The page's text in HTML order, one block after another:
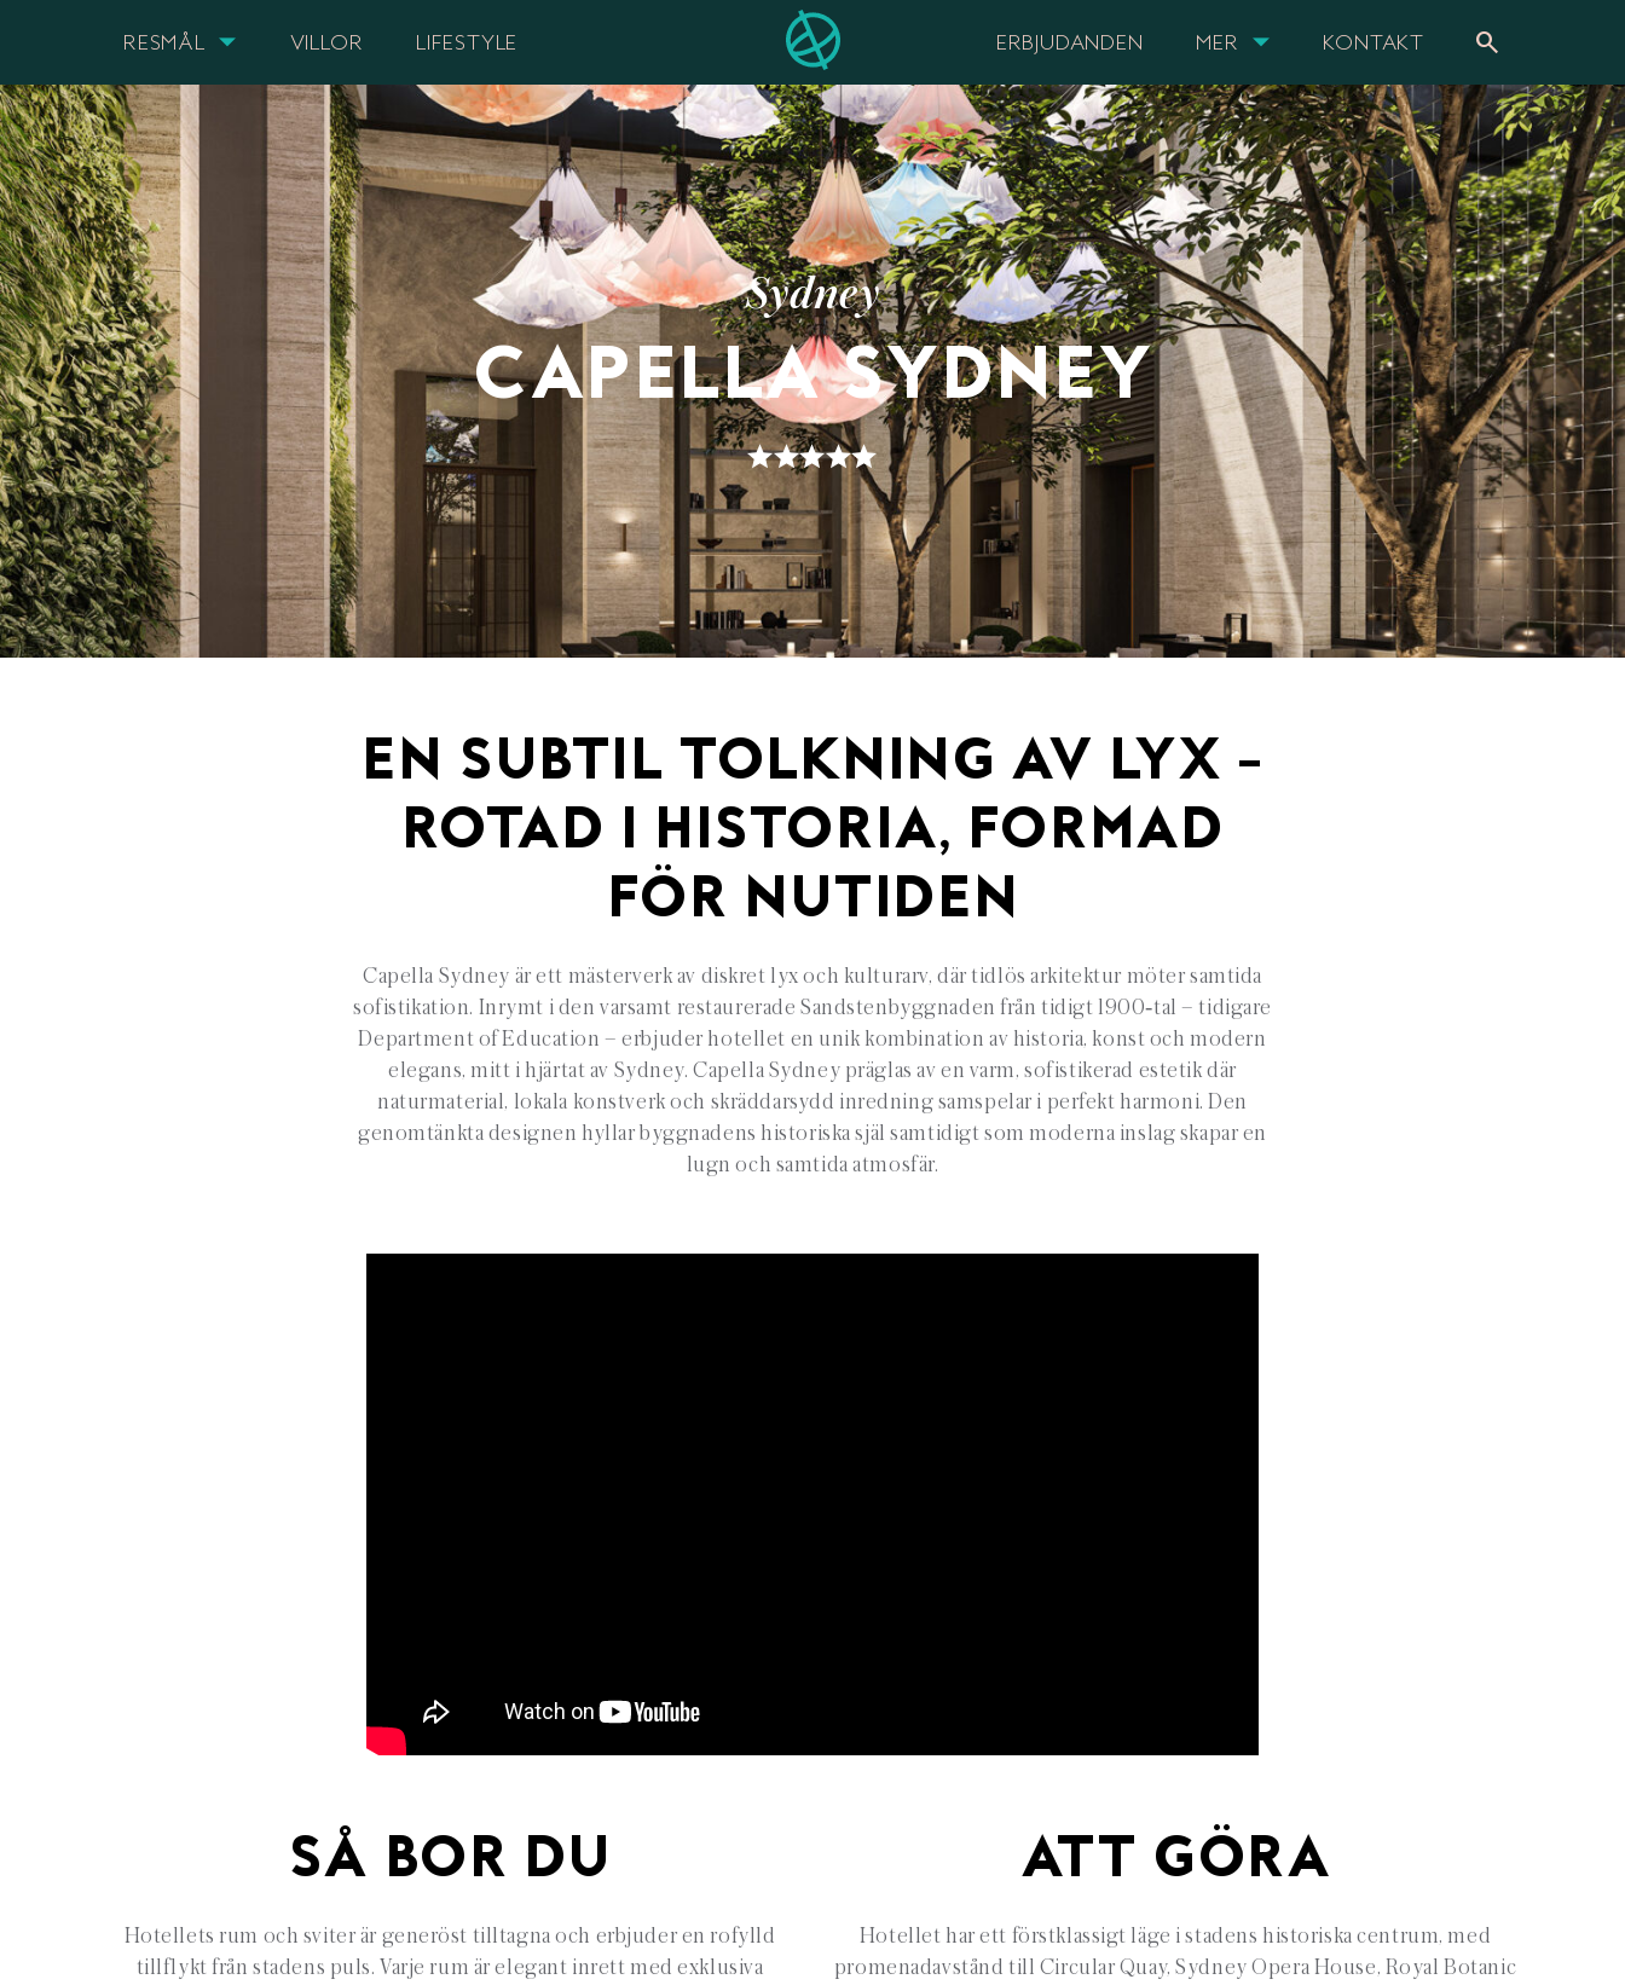
RESMÅL VILLOR LIFESTYLE ERBJUDANDEN MER KONTAKT search
Sydney
CAPELLA SYDNEY
EN SUBTIL TOLKNING AV LYX –
ROTAD I HISTORIA, FORMAD
FÖR NUTIDEN
Capella Sydney är ett mästerverk av diskret lyx och kulturarv, där tidlös arkitektur möter samtida
sofistikation. Inrymt i den varsamt restaurerade Sandstenbyggnaden från tidigt 1900‑tal – tidigare
Department of Education – erbjuder hotellet en unik kombination av historia, konst och modern
elegans, mitt i hjärtat av Sydney. Capella Sydney präglas av en varm, sofistikerad estetik där
naturmaterial, lokala konstverk och skräddarsydd inredning samspelar i perfekt harmoni. Den
genomtänkta designen hyllar byggnadens historiska själ samtidigt som moderna inslag skapar en
lugn och samtida atmosfär.
SÅ BOR DU
Hotellets rum och sviter är generöst tilltagna och erbjuder en rofylld
tillflykt från stadens puls. Varje rum är elegant inrett med exklusiva
ATT GÖRA
Hotellet har ett förstklassigt läge i stadens historiska centrum, med
promenadavstånd till Circular Quay, Sydney Opera House, Royal Botanic